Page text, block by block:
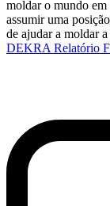
moldar o mundo
assumir uma
de ajudar a moldar
DEKRA Relatório